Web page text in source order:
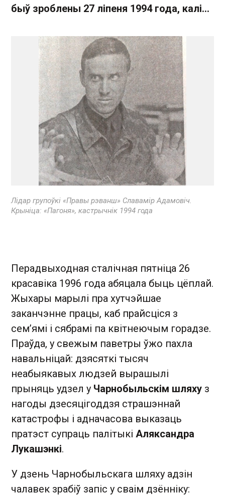
быў зроблены 27 ліпеня 1994 года, калі...
Лідар групоўкі «Правы рэванш» Славамір Адамовіч.
Крыніца: «Пагоня», кастрычнік 1994 года
Перадвыходная сталічная пятніца 26
красавіка 1996 года абяцала быць цёплай.
Жыхары марылі пра хутчэйшае
заканчэнне працы, каб прайсціся з
сем’ямі і сябрамі па квітнеючым горадзе.
Праўда, у свежым паветры ўжо пахла
навальніцай: дзясяткі тысяч
неабыякавых людзей вырашылі
прыняць удзел у Чарнобыльскім шляху з
нагоды дзесяцігоддзя страшэннай
катастрофы і адначасова выказаць
пратэст супраць палітыкі Аляксандра
Лукашэнкі.
У дзень Чарнобыльскага шляху адзін
чалавек зрабіў запіс у сваім дзённіку: